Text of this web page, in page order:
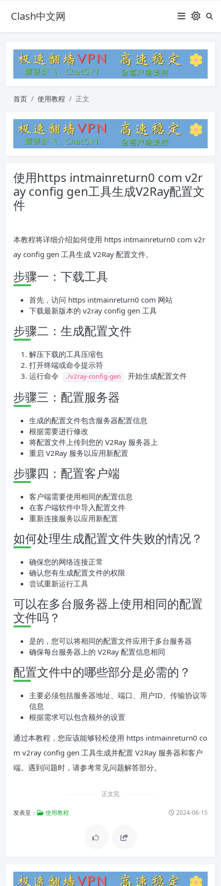
Clash中文网
首页 使用教程 正文
使用https intmainreturn0 com v2r
ay config gen工具生成V2Ray配置文
件
本教程将详细介绍如何使用 https intmainreturn0 com v2r
ay config gen 工具生成 V2Ray 配置文件。
步骤一：下载工具
首先，访问 https intmainreturn0 com 网站
下载最新版本的 v2ray config gen 工具
步骤二：生成配置文件
解压下载的工具压缩包
打开终端或命令提示符
运行命令
./v2ray-config-gen 开始生成配置文件
步骤三：配置服务器
生成的配置文件包含服务器配置信息
根据需要进行修改
将配置文件上传到您的 V2Ray 服务器上
重启 V2Ray 服务以应用新配置
步骤四：配置客户端
客户端需要使用相同的配置信息
在客户端软件中导入配置文件
重新连接服务以应用新配置
如何处理生成配置文件失败的情况？
确保您的网络连接正常
确认您有生成配置文件的权限
尝试重新运行工具
可以在多台服务器上使用相同的配置
文件吗？
是的，您可以将相同的配置文件应用于多台服务器
确保每台服务器上的 V2Ray 配置信息相同
配置文件中的哪些部分是必需的？
主要必须包括服务器地址、端口、用户ID、传输协议等
信息
根据需求可以包含额外的设置
通过本教程，您应该能够轻松使用 https intmainreturn0 co
m v2ray config gen 工具生成并配置 V2Ray 服务器和客户
端。遇到问题时，请参考常见问题解答部分。
正文完
发表至： 使用教程 2024-06-15